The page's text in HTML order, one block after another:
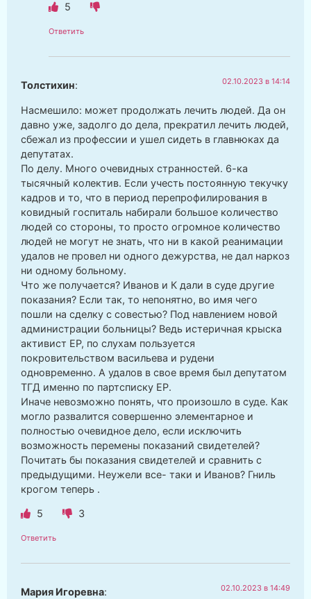
5
Ответить
Толстихин: 02.10.2023 в 14:14
Насмешило: может продолжать лечить людей. Да он
давно уже, задолго до дела, прекратил лечить людей,
сбежал из профессии и ушел сидеть в главнюках да
депутатах.
По делу. Много очевидных странностей. 6-ка
тысячный колектив. Если учесть постоянную текучку
кадров и то, что в период перепрофилирования в
ковидный госпиталь набирали большое количество
людей со стороны, то просто огромное количество
людей не могут не знать, что ни в какой реанимации
удалов не провел ни одного дежурства, не дал наркоз
ни одному больному.
Что же получается? Иванов и К дали в суде другие
показания? Если так, то непонятно, во имя чего
пошли на сделку с совестью? Под навлением новой
администрации больницы? Ведь истеричная крыска
активист ЕР, по слухам пользуется
покровительством васильева и рудени
одновременно. А удалов в свое время был депутатом
ТГД именно по партсписку ЕР.
Иначе невозможно понять, что произошло в суде. Как
могло развалится совершенно элементарное и
полностью очевидное дело, если исключить
возможность перемены показаний свидетелей?
Почитать бы показания свидетелей и сравнить с
предыдущими. Неужели все- таки и Иванов? Гниль
крогом теперь .
5 3
Ответить
Мария Игоревна: 02.10.2023 в 14:49